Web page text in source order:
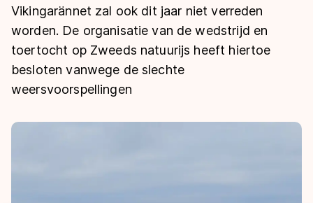
Langebaan
Shorttrack
Inlineskaten
Schoonrijden
Uitslagen
Langebaan
Shorttrack
Marathon
Inlineskaten
Tijden & historie
Ranglijsten Langebaan
Vikingarännet zal ook dit jaar niet verreden
worden. De organisatie van de wedstrijd en
toertocht op Zweeds natuurijs heeft hiertoe
besloten vanwege de slechte
weersvoorspellingen